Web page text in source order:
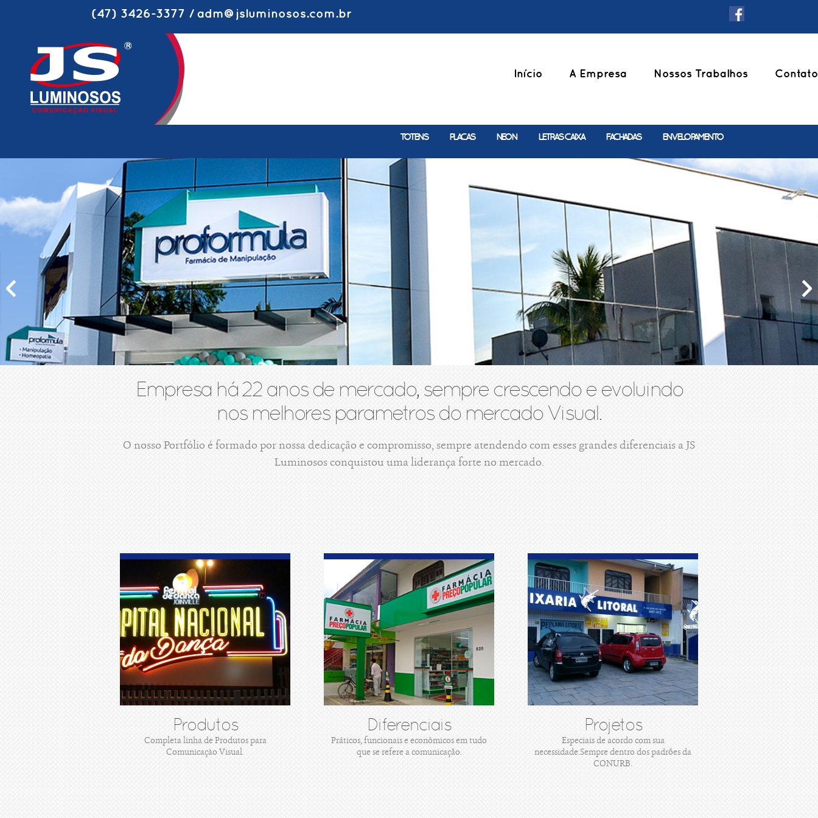
(47) 3426-3377 / adm@jsluminosos.com.br
Início A Empresa Nossos Trabalhos Contato
ENVELOPAMENTO
FACHADAS
LETRAS CAIXA
NEON
PLACAS
TOTENS
Empresa há 22 anos de mercado, sempre crescendo e evoluindo
nos melhores parametros do mercado Visual.
O nosso Portfólio é formado por nossa dedicação e compromisso, sempre atendendo com esses grandes diferenciais a JS
Luminosos conquistou uma liderança forte no mercado.
Produtos
Completa linha de Produtos para
Comunicaçào Visual.
Diferenciais
Práticos, funcionais e econômicos em tudo
que se refere a comunicação.
Projetos
Especiais de acordo com sua
necessidade.Sempre dentro dos padrões da
CONURB.